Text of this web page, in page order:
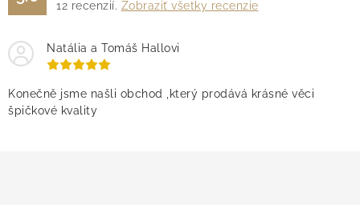
12 recenzií. Zobraziť všetky recenzie
Natália a Tomáš Hallovi
Konečně jsme našli obchod ,který prodává krásné věci
špičkové kvality